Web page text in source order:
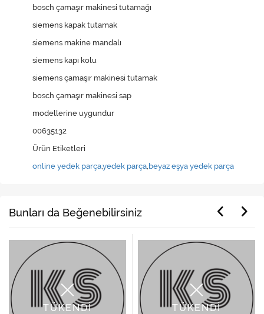
bosch çamaşır makinesi tutamağı
siemens kapak tutamak
siemens makine mandalı
siemens kapı kolu
siemens çamaşır makinesi tutamak
bosch çamaşır makinesi sap
modellerine uygundur
00635132
Ürün Etiketleri
online yedek parça,yedek parça, beyaz eşya yedek parça
Bunları da Beğenebilirsiniz
TÜKENDİ TÜKENDİ